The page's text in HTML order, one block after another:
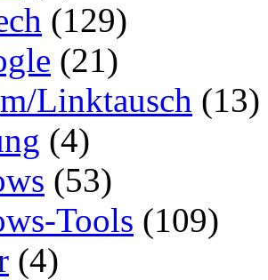
(129)
(21)
Linktausch (13)
(4)
(53)
Tools (109)
(4)